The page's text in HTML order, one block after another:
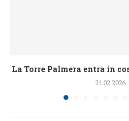
La Torre Palmera entra in
21.02.2026